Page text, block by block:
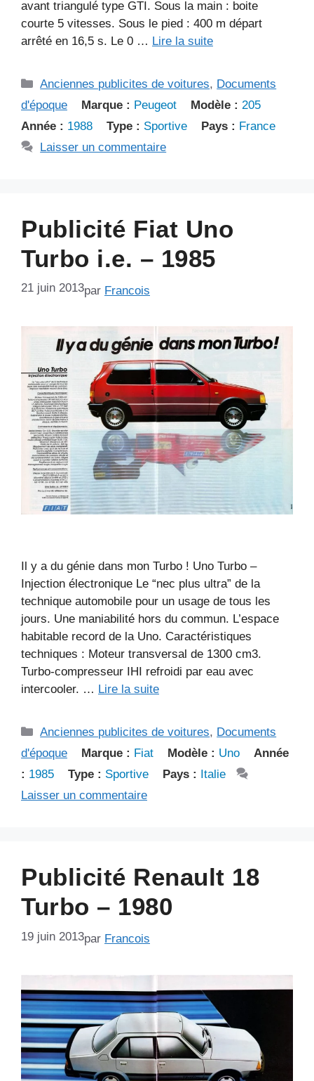
avant triangulé type GTI. Sous la main : boite
courte 5 vitesses. Sous le pied : 400 m départ
arrêté en 16,5 s. Le 0 … Lire la suite
Catégories
Anciennes publicites de voitures, Documents
d'époque
Marque : Peugeot Modèle : 205
Année : 1988 Type : Sportive Pays : France
Laisser un commentaire
Publicité Fiat Uno
Turbo i.e. – 1985
21 juin 2013par Francois
Il y a du génie dans mon Turbo ! Uno Turbo –
Injection électronique Le “nec plus ultra” de la
technique automobile pour un usage de tous les
jours. Une maniabilité hors du commun. L’espace
habitable record de la Uno. Caractéristiques
techniques : Moteur transversal de 1300 cm3.
Turbo-compresseur IHI refroidi par eau avec
intercooler. … Lire la suite
Catégories
Anciennes publicites de voitures, Documents
d'époque
Marque : Fiat Modèle : Uno
Année
: 1985 Type : Sportive Pays :
Italie
Laisser un commentaire
Publicité Renault 18
Turbo – 1980
19 juin 2013par Francois